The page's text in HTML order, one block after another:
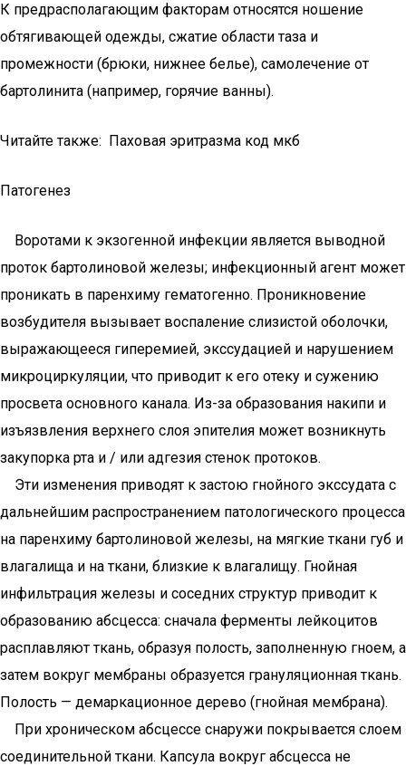
К предрасполагающим факторам относятся ношение
обтягивающей одежды, сжатие области таза и
промежности (брюки, нижнее белье), самолечение от
бартолинита (например, горячие ванны).
Читайте также: Паховая эритразма код мкб
Патогенез
Воротами к экзогенной инфекции является выводной
проток бартолиновой железы; инфекционный агент может
проникать в паренхиму гематогенно. Проникновение
возбудителя вызывает воспаление слизистой оболочки,
выражающееся гиперемией, экссудацией и нарушением
микроциркуляции, что приводит к его отеку и сужению
просвета основного канала. Из-за образования накипи и
изъязвления верхнего слоя эпителия может возникнуть
закупорка рта и / или адгезия стенок протоков.
Эти изменения приводят к застою гнойного экссудата с
дальнейшим распространением патологического процесса
на паренхиму бартолиновой железы, на мягкие ткани губ и
влагалища и на ткани, близкие к влагалищу. Гнойная
инфильтрация железы и соседних структур приводит к
образованию абсцесса: сначала ферменты лейкоцитов
расплавляют ткань, образуя полость, заполненную гноем, а
затем вокруг мембраны образуется грануляционная ткань.
Полость — демаркационное дерево (гнойная мембрана).
При хроническом абсцессе снаружи покрывается слоем
соединительной ткани. Капсула вокруг абсцесса не